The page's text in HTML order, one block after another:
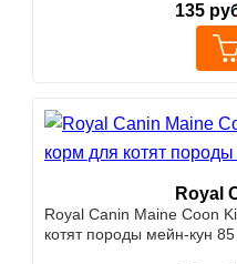
135
Royal
Royal Canin Maine Coon
котят породы мейн-кун 85